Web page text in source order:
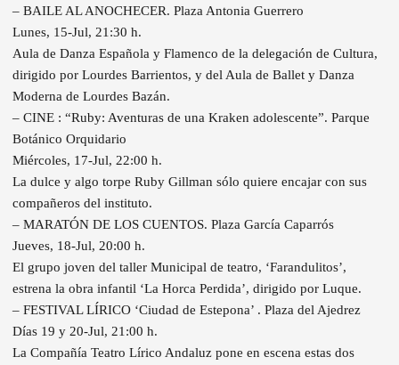
– BAILE AL ANOCHECER. Plaza Antonia Guerrero
Lunes, 15-Jul, 21:30 h.
Aula de Danza Española y Flamenco de la delegación de Cultura,
dirigido por Lourdes Barrientos, y del Aula de Ballet y Danza
Moderna de Lourdes Bazán.
– CINE : “Ruby: Aventuras de una Kraken adolescente”. Parque
Botánico Orquidario
Miércoles, 17-Jul, 22:00 h.
La dulce y algo torpe Ruby Gillman sólo quiere encajar con sus
compañeros del instituto.
– MARATÓN DE LOS CUENTOS. Plaza García Caparrós
Jueves, 18-Jul, 20:00 h.
El grupo joven del taller Municipal de teatro, ‘Farandulitos’,
estrena la obra infantil ‘La Horca Perdida’, dirigido por Luque.
– FESTIVAL LÍRICO ‘Ciudad de Estepona’ . Plaza del Ajedrez
Días 19 y 20-Jul, 21:00 h.
La Compañía Teatro Lírico Andaluz pone en escena estas dos